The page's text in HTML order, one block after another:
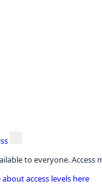
to everyone.
about access levels here